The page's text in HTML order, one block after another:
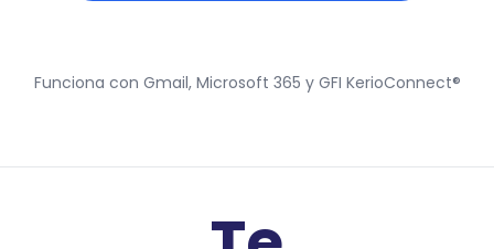
Funciona con Gmail, Microsoft 365 y GFI KerioConnect®